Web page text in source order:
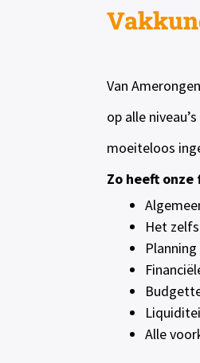
Van
op alle
moeiteloos
Zo heeft
Het
Alle